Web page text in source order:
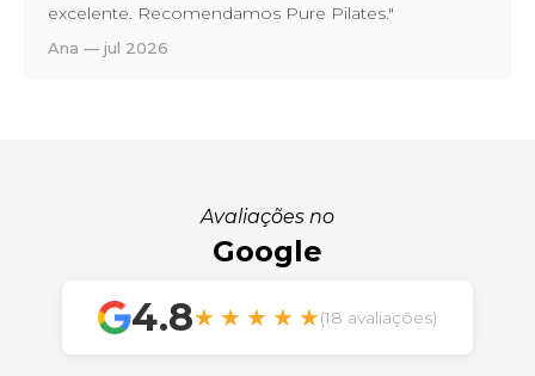
excelente. Recomendamos Pure Pilates."
Ana — jul 2026
Avaliações no
Google
4.8★ ★ ★ ★ ★(18 avaliações)